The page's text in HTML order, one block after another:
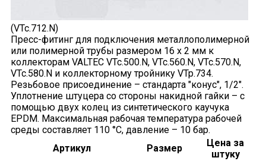
(VTc.712.N)
Пресс-фитинг для подключения металлополимерной
или полимерной трубы размером 16 x 2 мм к
коллекторам VALTEC VTc.500.N, VTc.560.N, VTc.570.N,
VTc.580.N и коллекторному тройнику VTp.734.
Резьбовое присоединение – стандарта "конус", 1/2".
Уплотнение штуцера со стороны накидной гайки – с
помощью двух колец из синтетического каучука
EPDM. Максимальная рабочая температура рабочей
среды составляет 110 °C, давление – 10 бар.
Артикул
Размер
Цена за
штуку